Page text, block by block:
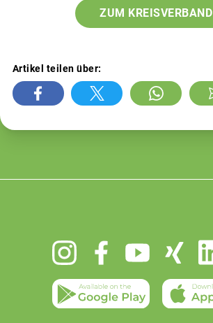
ZUM KREISVERBAND
Artikel teilen über: